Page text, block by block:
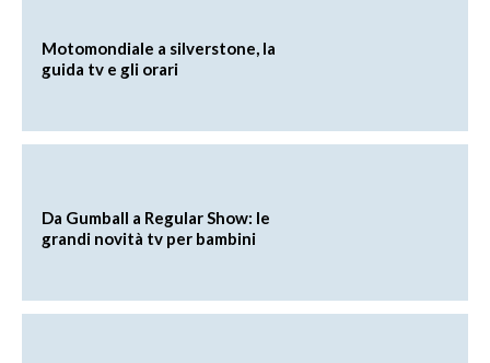
Motomondiale a silverstone, la
guida tv e gli orari
Da Gumball a Regular Show: le
grandi novità tv per bambini